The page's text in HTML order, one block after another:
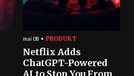
mai 08 PRODUKT
Netflix Adds
ChatGPT-Powered